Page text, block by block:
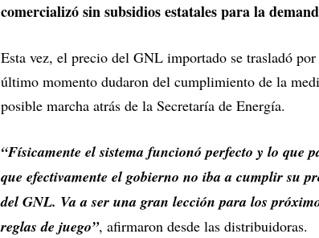
comercializó sin subsidios estatales para la
Esta vez, el precio del GNL importado se trasladó
último momento dudaron del cumplimiento de la
posible marcha atrás de la Secretaría de Energía.
“Físicamente el sistema funcionó perfecto y lo que
que efectivamente el gobierno no iba a cumplir su
del GNL. Va a ser una gran lección para los
reglas de juego”, afirmaron desde las distribuidoras.